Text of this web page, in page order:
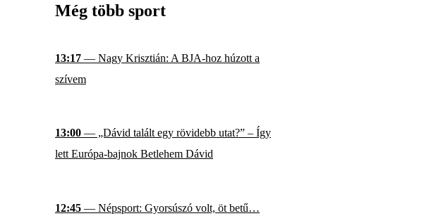
Még több sport
13:17 — Nagy Krisztián: A BJA-hoz húzott a
szívem
13:00 — „Dávid talált egy rövidebb utat?” – Így
lett Európa-bajnok Betlehem Dávid
12:45 — Népsport: Gyorsúszó volt, öt betű…